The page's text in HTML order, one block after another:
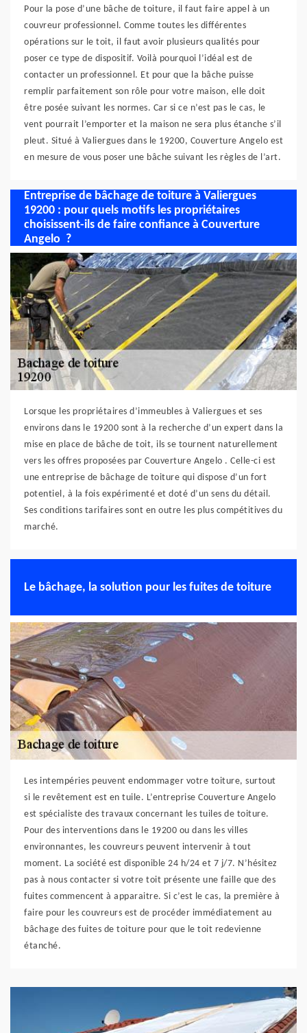
Pour la pose d’une bâche de toiture, il faut faire appel à un
couvreur professionnel. Comme toutes les différentes
opérations sur le toit, il faut avoir plusieurs qualités pour
poser ce type de dispositif. Voilà pourquoi l’idéal est de
contacter un professionnel. Et pour que la bâche puisse
remplir parfaitement son rôle pour votre maison, elle doit
être posée suivant les normes. Car si ce n’est pas le cas, le
vent pourrait l’emporter et la maison ne sera plus étanche s’il
pleut. Situé à Valiergues dans le 19200, Couverture Angelo est
en mesure de vous poser une bâche suivant les règles de l’art.
Entreprise de bâchage de toiture à Valiergues
19200 : pour quels motifs les propriétaires
choisissent-ils de faire confiance à Couverture
Angelo ?
Lorsque les propriétaires d’immeubles à Valiergues et ses
environs dans le 19200 sont à la recherche d’un expert dans la
mise en place de bâche de toit, ils se tournent naturellement
vers les offres proposées par Couverture Angelo . Celle-ci est
une entreprise de bâchage de toiture qui dispose d’un fort
potentiel, à la fois expérimenté et doté d’un sens du détail.
Ses conditions tarifaires sont en outre les plus compétitives du
marché.
Le bâchage, la solution pour les fuites de toiture
Les intempéries peuvent endommager votre toiture, surtout
si le revêtement est en tuile. L’entreprise Couverture Angelo
est spécialiste des travaux concernant les tuiles de toiture.
Pour des interventions dans le 19200 ou dans les villes
environnantes, les couvreurs peuvent intervenir à tout
moment. La société est disponible 24 h/24 et 7 j/7. N’hésitez
pas à nous contacter si votre toit présente une faille que des
fuites commencent à apparaitre. Si c’est le cas, la première à
faire pour les couvreurs est de procéder immédiatement au
bâchage des fuites de toiture pour que le toit redevienne
étanché.